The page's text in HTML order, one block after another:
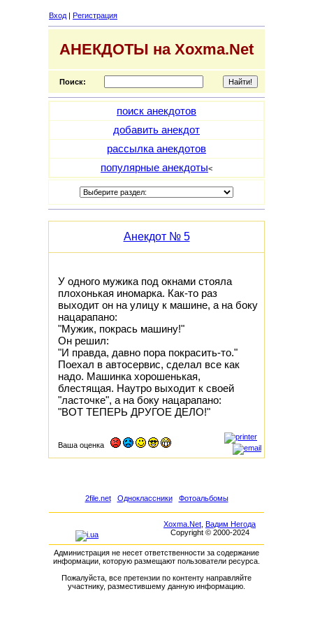
Вход | Регистрация
АНЕКДОТЫ на Xoxma.Net
Поиск:
поиск анекдотов
добавить анекдот
рассылка анекдотов
популярные анекдоты<
Анекдот № 5
У одного мужика под окнами стояла
плохонькая иномарка. Как-то раз
выходит он на улицу к машине, а на боку
нацарапано:
"Мужик, покрась машину!"
Он решил:
"И правда, давно пора покрасить-то."
Поехал в автосервис, сделал все как
надо. Машинка хорошенькая,
блестящая. Hаутро выходит к своей
"ласточке", а на боку нацарапано:
"ВОТ ТЕПЕРЬ ДРУГОЕ ДЕЛО!"
Ваша оценка
2file.net Одноклассники Фотоальбомы
Xoxma.Net Вадим Негода
Copyright © 2000-2024
Администрация не несет ответственности за содержание
информации, которую размещают пользователи ресурса.
Пожалуйста, все претензии по контенту направляйте
участнику, разместившему данную информацию.